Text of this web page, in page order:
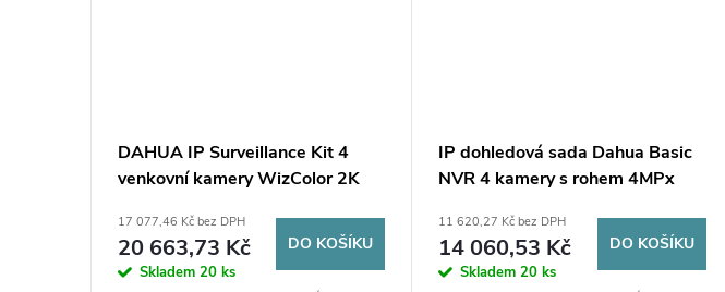
DAHUA IP Surveillance Kit 4
venkovní kamery WizColor 2K
17 077,46 Kč bez DPH
20 663,73 Kč
Skladem 20 ks
DO KOŠÍKU
IP dohledová sada Dahua Basic
NVR 4 kamery s rohem 4MPx
11 620,27 Kč bez DPH
14 060,53 Kč
Skladem20 ks
DO KOŠÍKU